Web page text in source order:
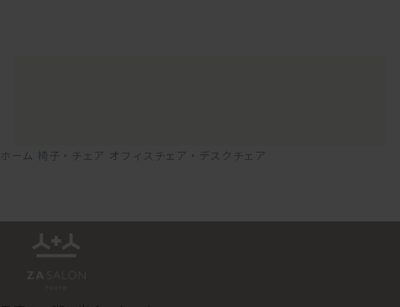
ホーム 椅子・チェア オフィスチェア・デスクチェア